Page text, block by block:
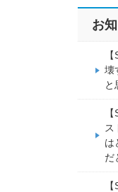
お
壊
と
ス
は
だ